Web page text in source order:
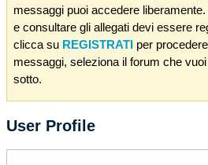
messaggi puoi accedere
e consultare gli allegati devi essere
clicca su REGISTRATI per
messaggi, seleziona il forum che
sotto.
User Profile